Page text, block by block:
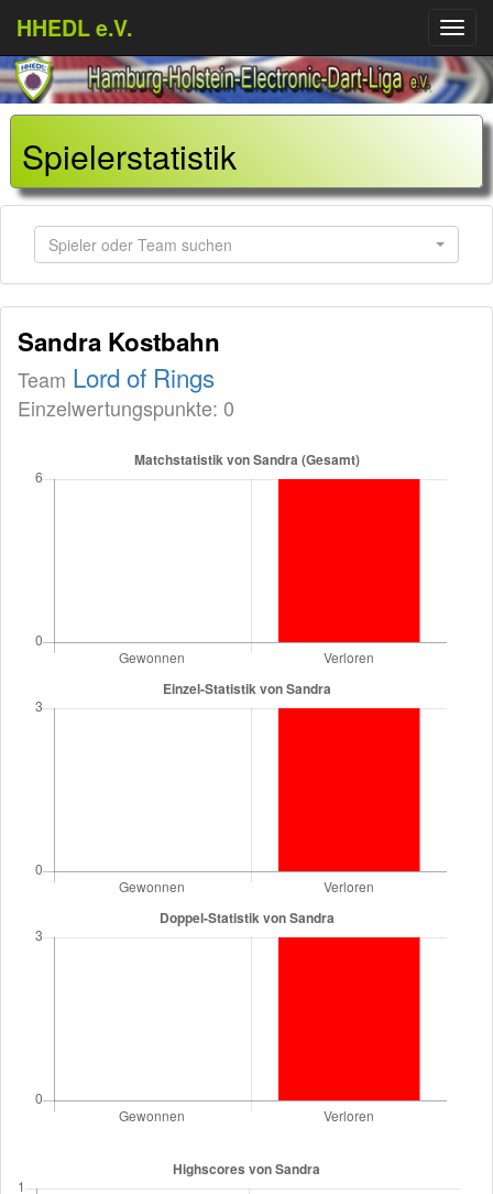
HHEDL e.V.
Menü
Spielerstatistik
Spieler oder Team suchen
Sandra Kostbahn
Team Lord of Rings
Einzelwertungspunkte: 0